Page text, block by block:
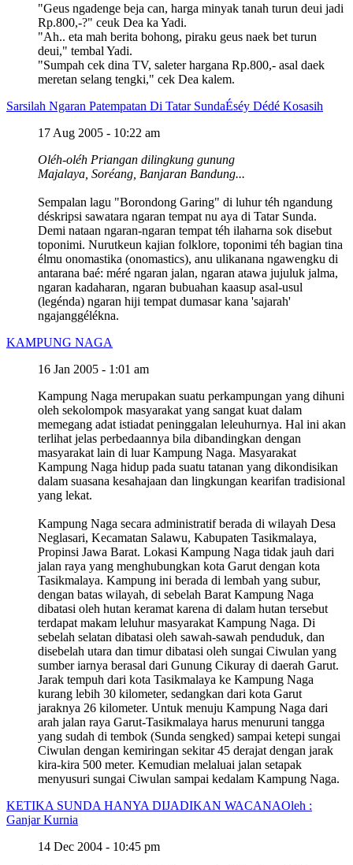
"Geus ngadenge beja can, harga minyak tanah turun deui jadi
Rp.800,-?" ceuk Dea ka Yadi.
"Ah.. eta mah berita bohong, piraku geus naek bet turun
deui," tembal Yadi.
"Sumpah cek dina TV, saleter hargana Rp.800,- asal daek
meretan selang tengki," cek Dea kalem.
Sarsilah Ngaran Patempatan Di Tatar SundaÉséy Dédé Kosasih
17 Aug 2005 - 10:22 am
Oléh-oléh Priangan dilingkung gunung
Majalaya, Soréang, Banjaran Bandung...
Sempalan lagu "Borondong Garing" di luhur téh ngandung
déskripsi sawatara ngaran tempat nu aya di Tatar Sunda.
Demi nataan ngaran-ngaran tempat téh ilaharna sok disebut
toponimi. Nurutkeun kajian folklore, toponimi téh bagian tina
élmu onomastika (onomastics), anu ulikanana ngawengku di
antarana baé: méré ngaran jalan, ngaran atawa jujuluk jalma,
ngaran kadaharan, ngaran bubuahan kaasup asal-usul
(legénda) ngaran hiji tempat dumasar kana 'sajarah'
ngajanggélékna.
KAMPUNG NAGA
16 Jan 2005 - 1:01 am
Kampung Naga merupakan suatu perkampungan yang dihuni
oleh sekolompok masyarakat yang sangat kuat dalam
memegang adat istiadat peninggalan leleuhurnya. Hal ini akan
terlihat jelas perbedaannya bila dibandingkan dengan
masyarakat lain di luar Kampung Naga. Masyarakat
Kampung Naga hidup pada suatu tatanan yang dikondisikan
dalam suasana kesahajaan dan lingkungan kearifan tradisional
yang lekat.
Kampung Naga secara administratif berada di wilayah Desa
Neglasari, Kecamatan Salawu, Kabupaten Tasikmalaya,
Propinsi Jawa Barat. Lokasi Kampung Naga tidak jauh dari
jalan raya yang menghubungkan kota Garut dengan kota
Tasikmalaya. Kampung ini berada di lembah yang subur,
dengan batas wilayah, di sebelah Barat Kampung Naga
dibatasi oleh hutan keramat karena di dalam hutan tersebut
terdapat makam leluhur masyarakat Kampung Naga. Di
sebelah selatan dibatasi oleh sawah-sawah penduduk, dan
disebelah utara dan timur dibatasi oleh sungai Ciwulan yang
sumber iarnya berasal dari Gunung Cikuray di daerah Garut.
Jarak tempuh dari kota Tasikmalaya ke Kampung Naga
kurang lebih 30 kilometer, sedangkan dari kota Garut
jaraknya 26 kilometer. Untuk menuju Kampung Naga dari
arah jalan raya Garut-Tasikmalaya harus menuruni tangga
yang sudah di tembok (Sunda sengked) sampai ketepi sungai
Ciwulan dengan kemiringan sekitar 45 derajat dengan jarak
kira-kira 500 meter. Kemudian melaluai jalan setapak
menyusuri sungai Ciwulan sampai kedalam Kampung Naga.
KETIKA SUNDA HANYA DIJADIKAN WACANAOleh :
Ganjar Kurnia
14 Dec 2004 - 10:45 pm